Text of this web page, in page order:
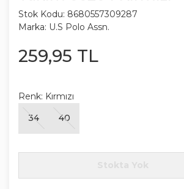
Stok Kodu: 8680557309287
Marka: U.S Polo Assn.
259,95 TL
Renk: Kırmızı
34
40